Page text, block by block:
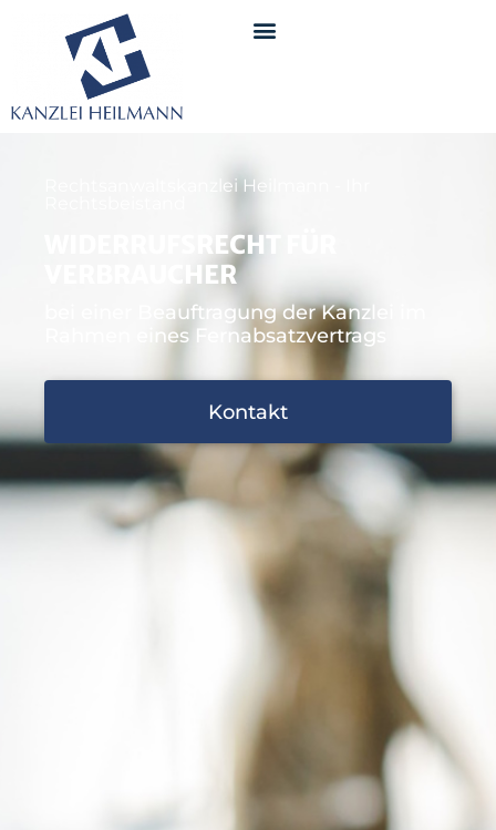
Rechtsanwaltskanzlei Heilmann - Ihr
WIDERRUFSRECHT FÜR
VERBRAUCHER
bei einer Beauftragung der Kanzlei im
Rahmen eines Fernabsatzvertrags
Kontakt